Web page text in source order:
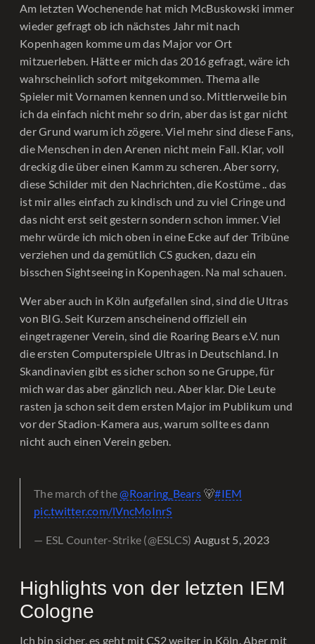
Am letzten Wochenende hat mich McBuskowski immer
wieder gefragt ob ich nächstes Jahr mit nach
Kopenhagen komme um das Major vor Ort
mitzuerleben. Hätte er mich das 2016 gefragt, wäre ich
wahrscheinlich sofort mitgekommen. Thema alle
Spieler mit Vornamen kennen und so. Mittlerweile bin
ich da einfach nicht mehr so drin, aber das ist gar nicht
der Grund warum ich zögere. Viel mehr sind diese Fans,
die Menschen in den Arenen nicht mein Fall. Klar, voll
dreckig die über einen Kamm zu scheren. Aber sorry,
diese Schilder mit den Nachrichten, die Kostüme .. das
ist mir alles einfach zu kindisch und zu viel Cringe und
das nicht erst seit gestern sondern schon immer. Viel
mehr würde ich mich oben in eine Ecke auf der Tribüne
verziehen und da gemütlich CS gucken, dazu ein
bisschen Sightseeing in Kopenhagen. Na mal schauen.
Wer aber auch in Köln aufgefallen sind, sind die Ultras
von BIG. Seit Kurzem anscheinend offiziell ein
eingetragener Verein, sind die Roaring Bears e.V. nun
die ersten Computerspiele Ultras in Deutschland. In
Skandinavien gibt es sicher schon so ne Gruppe, für
mich war das aber gänzlich neu. Aber klar. Die Leute
rasten ja schon seit dem ersten Major im Publikum und
vor der Stadion-Kamera aus, warum sollte es dann
nicht auch einen Verein geben.
The march of the@Roaring_Bears🐻#IEM
pic.twitter.com/lVncMoInrS
— ESL Counter-Strike (@ESLCS) August 5, 2023
Highlights von der letzten IEM
Cologne
Ich bin sicher, es geht mit CS2 weiter in Köln. Aber mit